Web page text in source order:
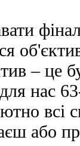
фінал
– це
для нас
всі
або